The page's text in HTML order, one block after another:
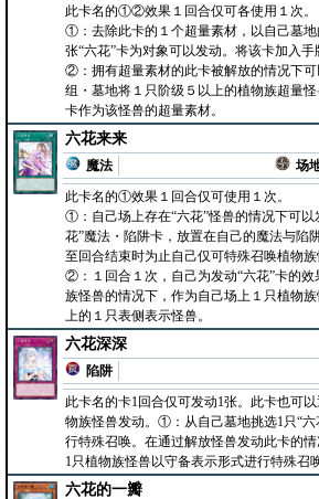
此卡名的①②效果１回合仅可各使用１次。
①：去除此卡的１个超量素材，以自己墓地
张“六花”卡为对象可以发动。将该卡加入手
②：拥有超量素材的此卡被解放的情况下
组・墓地将１只阶级５以上的植物族超量
卡作为该怪兽的超量素材。
六花来来
魔法
场
此卡名的①效果１回合仅可使用１次。
①：自己场上存在“六花”怪兽的情况下可以
花”魔法・陷阱卡，放置在自己的魔法与陷
至回合结束时为止自己仅可特殊召唤植物族
②：１回合１次，自己为发动“六花”卡的
族怪兽的情况下，作为自己场上１只植物
上的１只表侧表示怪兽。
六花深深
陷阱
此卡名的卡1回合仅可发动1张。此卡也可
物族怪兽发动。①：从自己墓地挑选1只“
行特殊召唤。在通过解放怪兽发动此卡的
1只植物族怪兽以守备表示形式进行特殊召唤
六花的一瓣